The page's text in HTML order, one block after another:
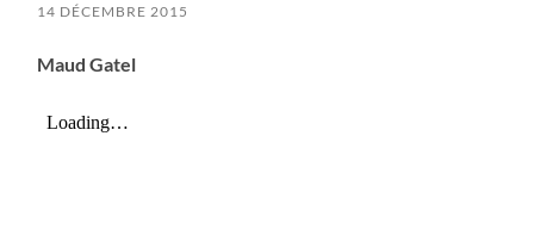
14 DÉCEMBRE 2015
Maud Gatel